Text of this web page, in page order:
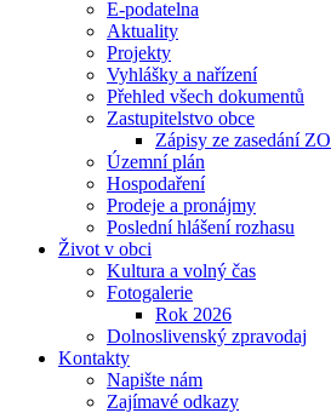
E-podatelna
Aktuality
Projekty
Vyhlášky a nařízení
Přehled všech dokumentů
Zastupitelstvo obce
Zápisy ze zasedání ZO
Územní plán
Hospodaření
Prodeje a pronájmy
Poslední hlášení rozhasu
Život v obci
Kultura a volný čas
Fotogalerie
Rok 2026
Dolnoslivenský zpravodaj
Kontakty
Napište nám
Zajímavé odkazy